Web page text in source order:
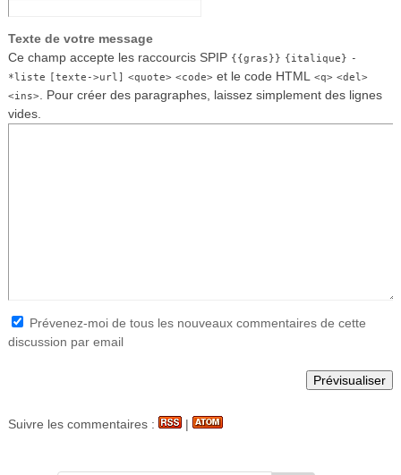
Texte de votre message
Ce champ accepte les raccourcis SPIP {{gras}} {italique} -
*liste [texte->url] <quote> <code>et le code HTML <q> <del>
<ins>. Pour créer des paragraphes, laissez simplement des lignes
vides.
Prévenez-moi de tous les nouveaux commentaires de cette
discussion par email
Suivre les commentaires : |